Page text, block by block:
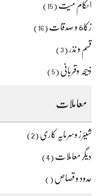
احکام میت (15)
زکاة و صدقات (16)
قسم و نذر (3)
ذبیحہ وقربانی (5)
معاملات
شیئرز وسرمایہ کاری (2)
دیگر معاملات (4)
حدود و قصاص ()